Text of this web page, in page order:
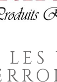
LES